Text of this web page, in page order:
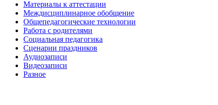
Материалы к аттестации
Междисциплинарное обобщение
Общепедагогические технологии
Работа с родителями
Социальная педагогика
Сценарии праздников
Аудиозаписи
Видеозаписи
Разное